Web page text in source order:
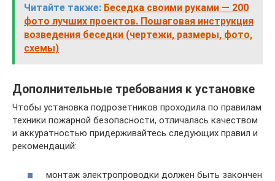
Читайте также: Беседка своими руками — 200
фото лучших проектов. Пошаговая инструкция
возведения беседки (чертежи, размеры, фото,
схемы)
Дополнительные требования к установке
Чтобы установка подрозетников проходила по правилам
техники пожарной безопасности, отличалась качеством
и аккуратностью придерживайтесь следующих правил и
рекомендаций:
монтаж электропроводки должен быть закончен